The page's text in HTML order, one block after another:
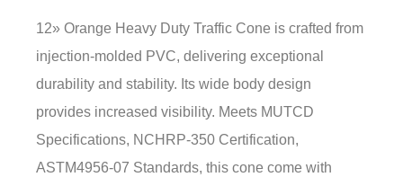
12» Orange Heavy Duty Traffic Cone is crafted from
injection-molded PVC, delivering exceptional
durability and stability. Its wide body design
provides increased visibility. Meets MUTCD
Specifications, NCHRP-350 Certification,
ASTM4956-07 Standards, this cone come with